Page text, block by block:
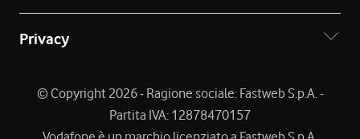
Privacy
© Copyright 2026 - Ragione sociale: Fastweb S.p.A. -
Partita IVA: 12878470157